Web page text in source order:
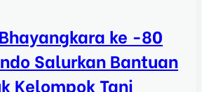
ke -80
Salurkan Bantuan
Kelompok Tani